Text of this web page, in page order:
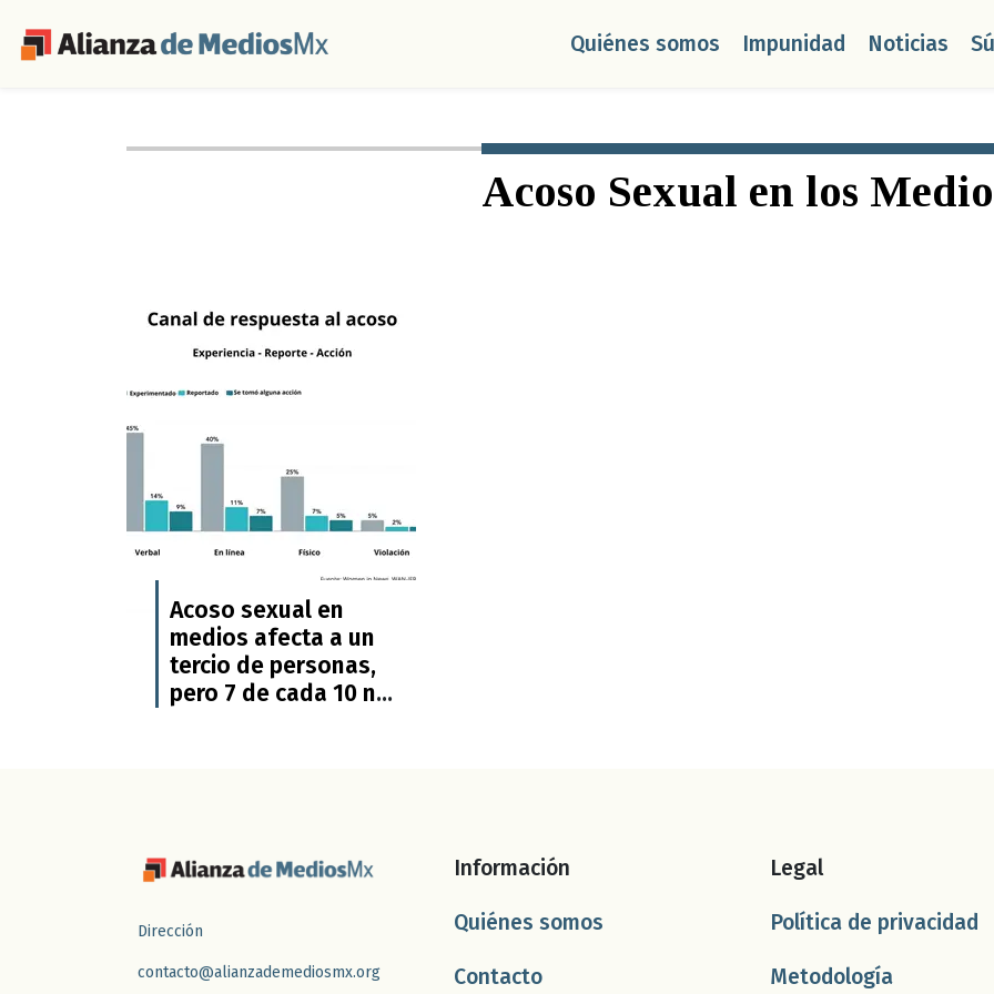
Quiénes somos Impunidad Noticias
Acoso Sexual en los
Acoso sexual en
medios afecta a un
tercio de personas,
pero 7 de cada 10 no
Dirección
contacto@alianzademediosmx.org
Información
Quiénes somos
Contacto
Legal
Política de privacidad
Metodología